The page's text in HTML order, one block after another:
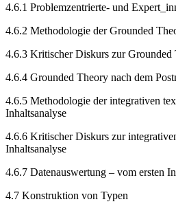
4.6.1 Problemzentrierte- und
4.6.2 Methodologie der Grounded
4.6.3 Kritischer Diskurs zur
4.6.4 Grounded Theory nach dem
4.6.5 Methodologie der integrativen
Inhaltsanalyse
4.6.6 Kritischer Diskurs zur
Inhaltsanalyse
4.6.7 Datenauswertung – vom ersten
4.7 Konstruktion von Typen